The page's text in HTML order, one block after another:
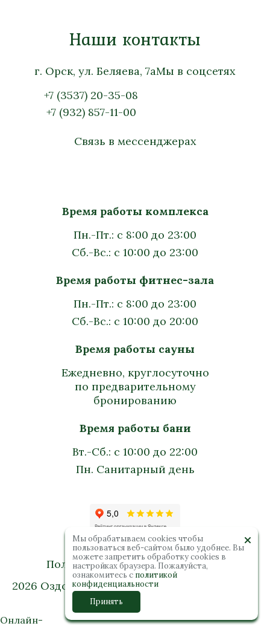
Наши контакты
г. Орск, ул. Беляева, 7а
+7 (3537) 20-35-08
+7 (932) 857-11-00
Мы в соцсетях
Связь в мессенджерах
Время работы комплекса
Пн.-Пт.: с 8:00 до 23:00
Сб.-Вс.: с 10:00 до 23:00
Время работы фитнес-зала
Пн.-Пт.: с 8:00 до 23:00
Сб.-Вс.: с 10:00 до 20:00
Время работы сауны
Ежедневно, круглосуточно
по предварительному
бронированию
Время работы бани
Вт.-Сб.: с 10:00 до 22:00
Пн. Санитарный день
Политика конфиденциальности
2026 Оздоровительный комплекс “Колибри”.
Все права защищены
Мы обрабатываем cookies чтобы
пользоваться веб-сайтом было удобнее. Вы
можете запретить обработку сookies в
настройках браузера. Пожалуйста,
ознакомитесь с политикой
конфиденциальности
Принять
Онлайн-